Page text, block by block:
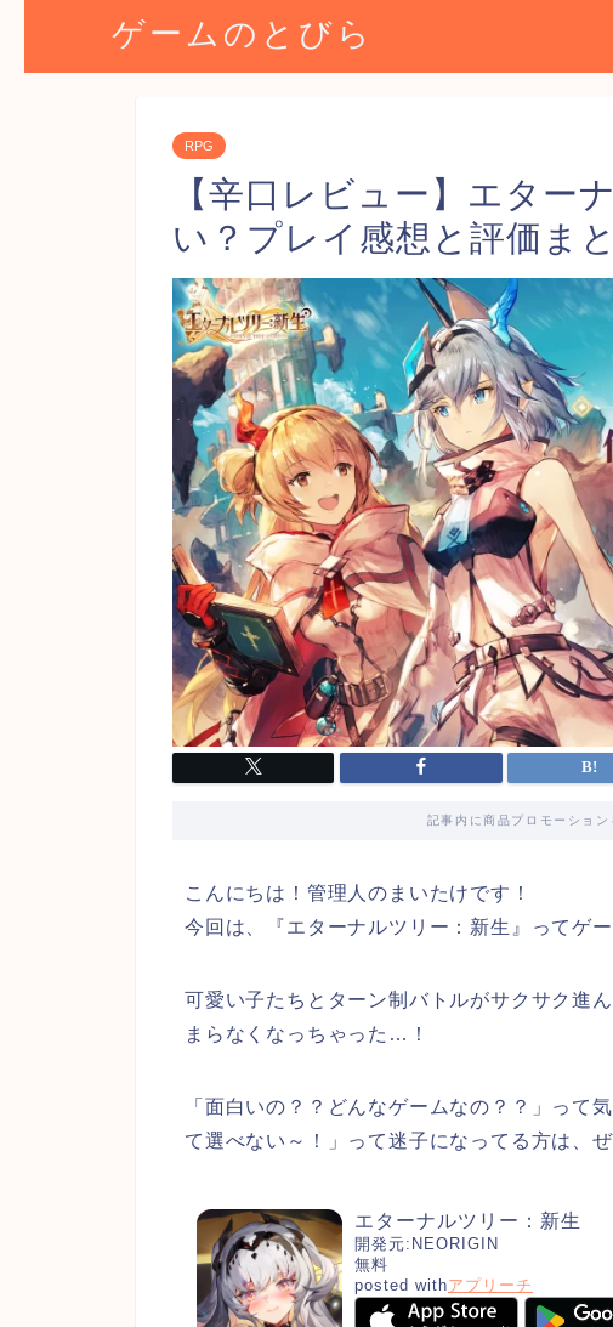
ゲームのとびら
RPG
【辛口レビュー】エター
い？プレイ感想と評価ま
記事内に商品プロモーショ
こんにちは！管理人のまいたけです！
今回は、『エターナルツリー：新生』ってゲ
可愛い子たちとターン制バトルがサクサク進
まらなくなっちゃった…！
「面白いの？？どんなゲームなの？？」って
て選べない～！」って迷子になってる方は、
エターナルツリー：新生
開発元: NEORIGIN
無料
posted withアプリーチ